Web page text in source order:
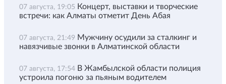
07 августа, 19:05 Концерт, выставки и творческие
встречи: как Алматы отметит День Абая
07 августа, 21:49 Мужчину осудили за сталкинг и
навязчивые звонки в Алматинской области
07 августа, 17:54 В Жамбылской области полиция
устроила погоню за пьяным водителем